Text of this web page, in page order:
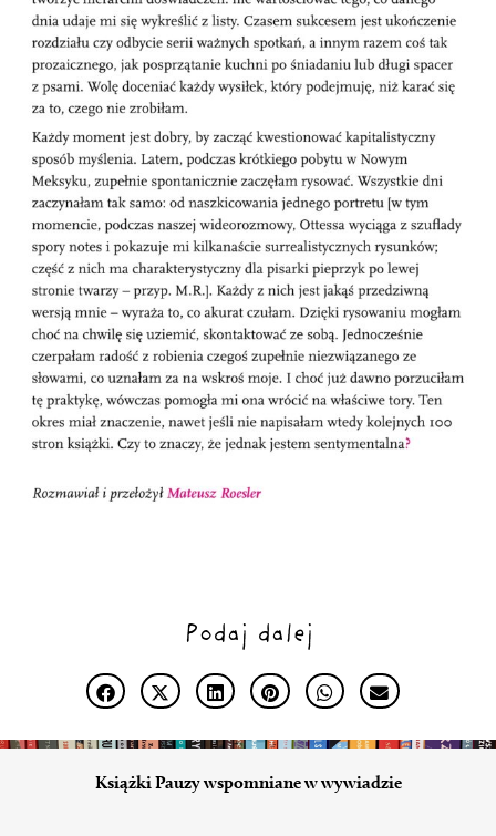
Podaj dalej
Książki Pauzy wspomniane w wywiadzie